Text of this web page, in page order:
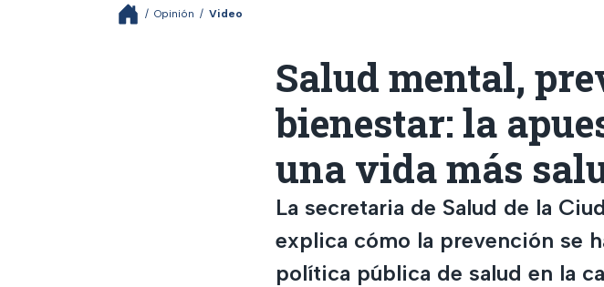
/ Opinión / Video
Salud mental,
bienestar: la
una vida más
La secretaria de Salud de la
explica cómo la prevención se
política pública de salud en la